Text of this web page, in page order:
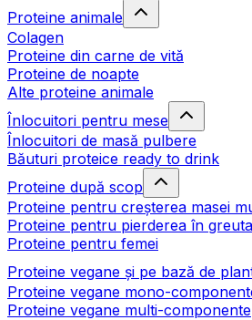
Proteine animale
Colagen
Proteine din carne de vită
Proteine de noapte
Alte proteine animale
Înlocuitori pentru mese
Înlocuitori de masă pulbere
Băuturi proteice ready to drink
Proteine după scop
Proteine pentru creșterea masei
Proteine pentru pierderea în
Proteine pentru femei
Proteine vegane și pe bază de
Proteine vegane mono-
Proteine vegane multi-componente